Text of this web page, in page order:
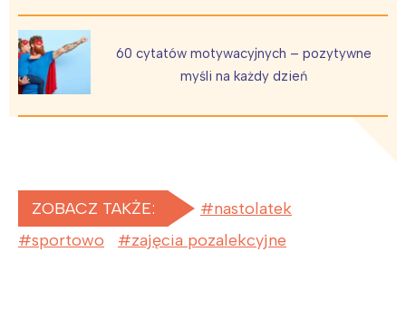
60 cytatów motywacyjnych – pozytywne
myśli na każdy dzień
ZOBACZ TAKŻE:
nastolatek
sportowo
zajęcia pozalekcyjne